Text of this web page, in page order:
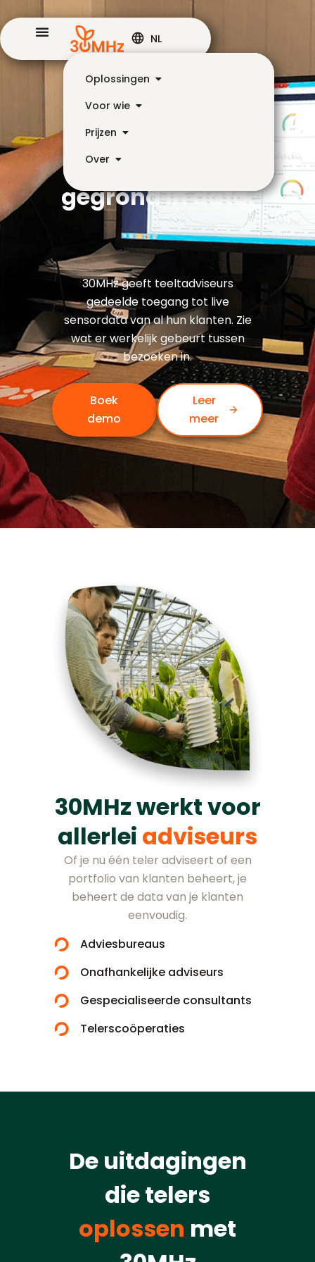
Oplossingen
Voor wie
Prijzen
Over
NL
Jouw advies
gegrond in data.
30MHz geeft teeltadviseurs
gedeelde toegang tot live
sensordata van al hun klanten. Zie
wat er werkelijk gebeurt tussen
bezoeken in.
Boek
demo
Leer
meer
30MHz werkt voor
allerlei adviseurs
Of je nu één teler adviseert of een
portfolio van klanten beheert, je
beheert de data van je klanten
eenvoudig.
Adviesbureaus
Onafhankelijke adviseurs
Gespecialiseerde consultants
Telerscoöperaties
De uitdagingen
die telers
oplossen met